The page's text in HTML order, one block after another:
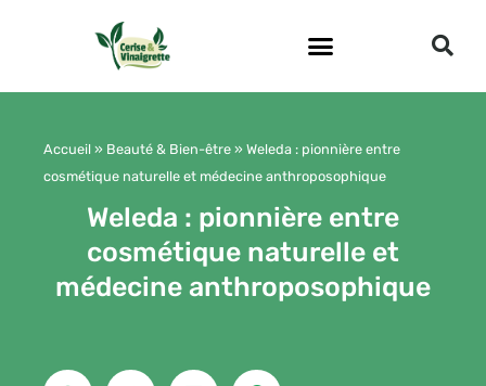
Accueil » Beauté & Bien-être » Weleda : pionnière entre
cosmétique naturelle et médecine anthroposophique
Weleda : pionnière entre
cosmétique naturelle et
médecine anthroposophique